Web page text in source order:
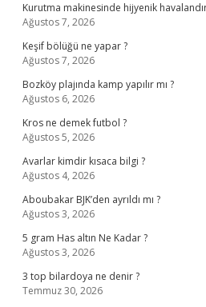
Kurutma makinesinde hijyenik
Ağustos 7, 2026
Keşif bölüğü ne yapar ?
Ağustos 7, 2026
Bozköy plajında kamp yapılır mı ?
Ağustos 6, 2026
Kros ne demek futbol ?
Ağustos 5, 2026
Avarlar kimdir kısaca bilgi ?
Ağustos 4, 2026
Aboubakar BJK’den ayrıldı mı ?
Ağustos 3, 2026
5 gram Has altın Ne Kadar ?
Ağustos 3, 2026
3 top bilardoya ne denir ?
Temmuz 30, 2026